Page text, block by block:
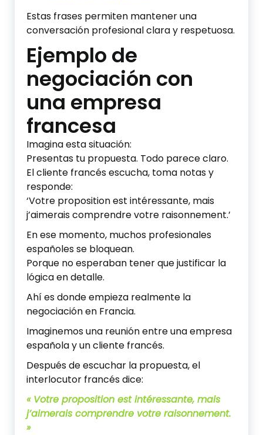
Estas frases permiten mantener una
conversación profesional clara y respetuosa.
Ejemplo de
negociación con
una empresa
francesa
Imagina esta situación:
Presentas tu propuesta. Todo parece claro.
El cliente francés escucha, toma notas y
responde:
‘Votre proposition est intéressante, mais
j’aimerais comprendre votre raisonnement.’
En ese momento, muchos profesionales
españoles se bloquean.
Porque no esperaban tener que justificar la
lógica en detalle.
Ahí es donde empieza realmente la
negociación en Francia.
Imaginemos una reunión entre una empresa
española y un cliente francés.
Después de escuchar la propuesta, el
interlocutor francés dice:
« Votre proposition est intéressante, mais
j’aimerais comprendre votre raisonnement.
»